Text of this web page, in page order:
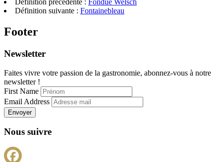
Telegram
Définition précédente : Fondue Welsch
Définition suivante : Fontainebleau
Footer
Newsletter
Faites vivre votre passion de la gastronomie, abonnez-vous à notre
newsletter !
First Name
Email Address
Envoyer
Nous suivre